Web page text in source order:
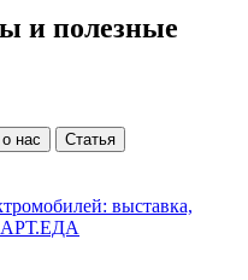
и полезные
нас Статья
выставка,